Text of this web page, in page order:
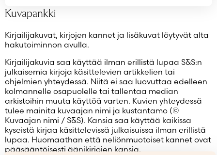
Kuvapankki
Kirjailijakuvat, kirjojen kannet ja lisäkuvat löytyvät alta
hakutoiminnon avulla.
Kirjailijakuvia saa käyttää ilman erillistä lupaa S&S:n
julkaisemia kirjoja käsittelevien artikkelien tai
ohjelmien yhteydessä. Niitä ei saa luovuttaa edelleen
kolmannelle osapuolelle tai tallentaa median
arkistoihin muuta käyttöä varten. Kuvien yhteydessä
tulee mainita kuvaajan nimi ja kustantamo (©
Kuvaajan nimi / S&S). Kansia saa käyttää kaikissa
kyseistä kirjaa käsittelevissä julkaisuissa ilman erillistä
lupaa. Huomaathan että neliönmuotoiset kannet ovat
pääsääntöisesti äänikirjojen kansia.